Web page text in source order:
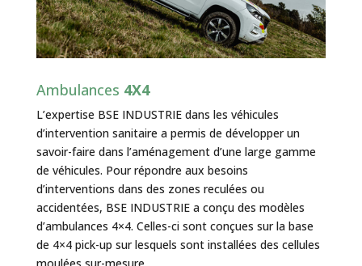
Ambulances 4X4
L’expertise BSE INDUSTRIE dans les véhicules
d’intervention sanitaire a permis de développer un
savoir-faire dans l’aménagement d’une large gamme
de véhicules. Pour répondre aux besoins
d’interventions dans des zones reculées ou
accidentées, BSE INDUSTRIE a conçu des modèles
d’ambulances 4×4. Celles-ci sont conçues sur la base
de 4×4 pick-up sur lesquels sont installées des cellules